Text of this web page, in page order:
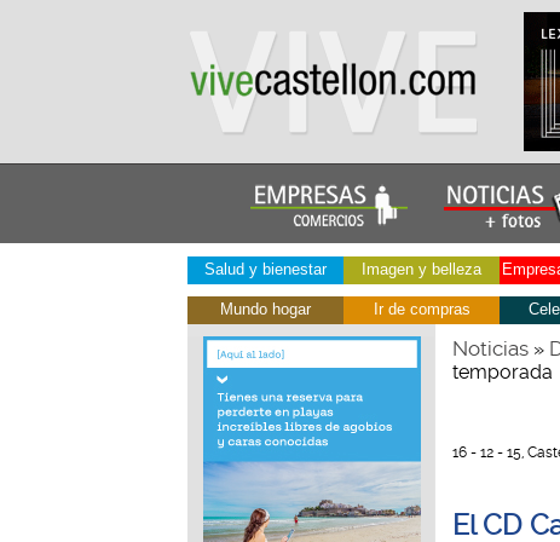
Salud y bienestar Imagen y belleza
Mundo hogar Ir de compras
Noticias»
temporada
16 - 12 - 15,
El CD